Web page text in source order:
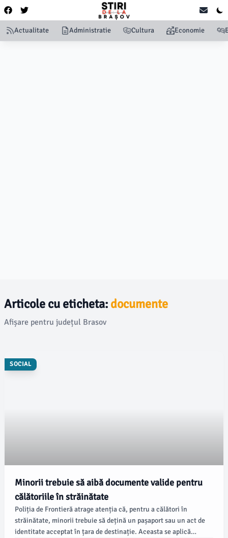
Actualitate Administratie Cultura Economie
Articole cu eticheta: documente
Afișare pentru județul Brasov
SOCIAL
Minorii trebuie să aibă documente valide pentru
călătoriile în străinătate
Poliția de Frontieră atrage atenția că, pentru a călători în
străinătate, minorii trebuie să dețină un pașaport sau un act de
identitate acceptat în țara de destinație. Aceasta se aplică